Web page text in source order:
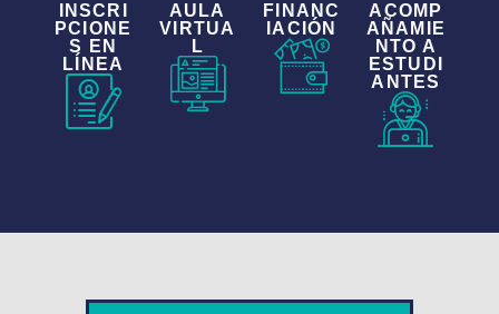
INSCRI
PCIONE
S EN
LÍNEA
AULA
VIRTUA
L
FINANC
IACIÓN
ACOMP
AÑAMIE
NTO A
ESTUDI
ANTES